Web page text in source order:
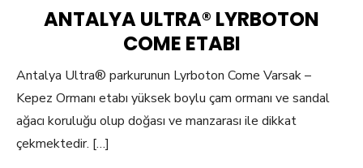
ANTALYA ULTRA® LYRBOTON
COME ETABI
Antalya Ultra® parkurunun Lyrboton Come Varsak –
Kepez Ormanı etabı yüksek boylu çam ormanı ve sandal
ağacı koruluğu olup doğası ve manzarası ile dikkat
çekmektedir. […]